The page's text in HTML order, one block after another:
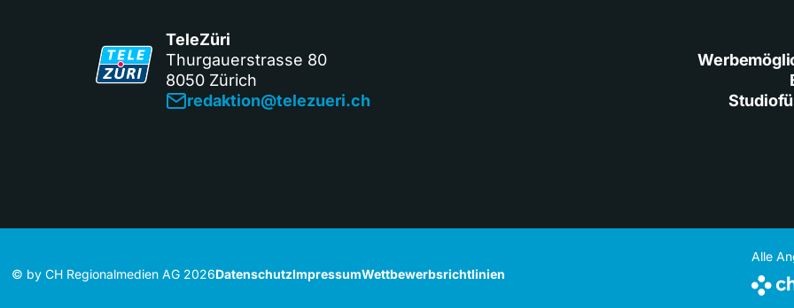
TeleZüri
Thurgauerstrasse 80
8050 Zürich
redaktion@telezueri.ch
© by CH Regionalmedien AG 2026DatenschutzImpressumWettbewerbsrichtlinien
Alle